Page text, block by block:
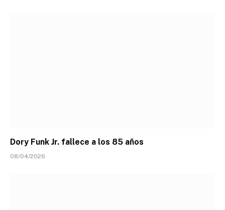
Dory Funk Jr. fallece a los 85 años
08/04/2026